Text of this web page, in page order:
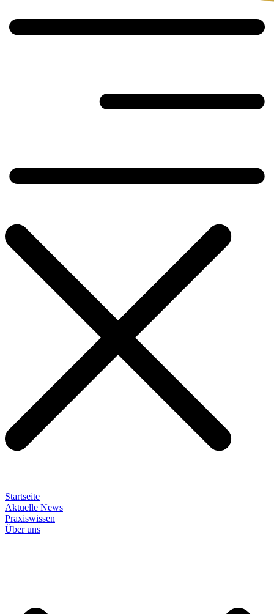
Startseite
Aktuelle News
Praxiswissen
Über uns